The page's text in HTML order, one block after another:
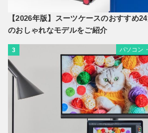
【2026年版】スーツケースのおすすめ
のおしゃれなモデルをご紹介
3 パソコン